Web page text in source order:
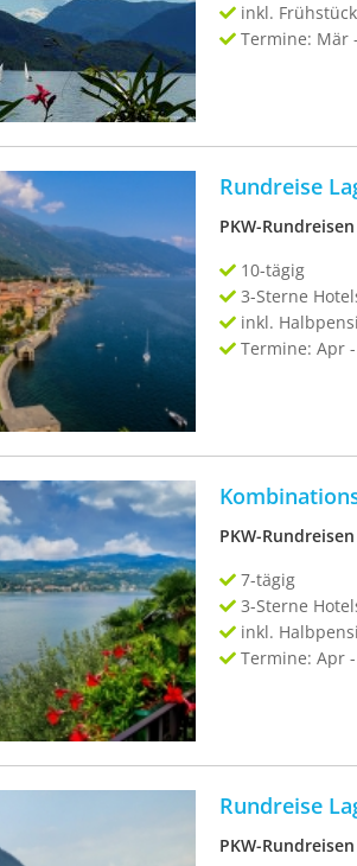
inkl.
Termine: Mär
Rundreise
PKW-Rundreisen
10-tägig
3-Sterne
inkl.
Termine: Apr
PKW-Rundreisen
7-tägig
3-Sterne
inkl.
Termine: Apr
Rundreise
PKW-Rundreisen